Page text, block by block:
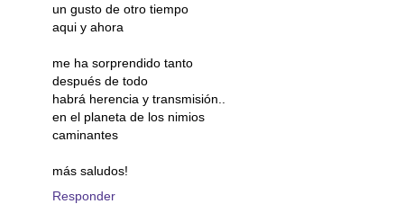
un gusto de otro tiempo
aqui y ahora
me ha sorprendido tanto
después de todo
habrá herencia y transmisión..
en el planeta de los nimios
caminantes
más saludos!
Responder